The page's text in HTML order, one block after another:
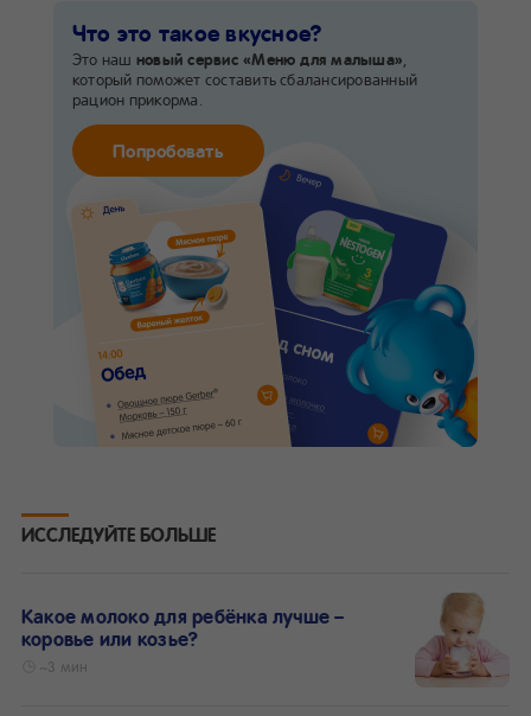
Что это такое вкусное?
Это наш новый сервис«Меню для малыша»
который поможет составить сбалансированный
рацион прикорма.
Попробовать
ИССЛЕДУЙТЕ БОЛЬШЕ
Какое молоко для ребёнка лучше –
коровье или козье?
~3 мин